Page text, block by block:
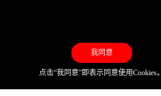
我同意
点击“我同意”即表示同意使用Cookies。